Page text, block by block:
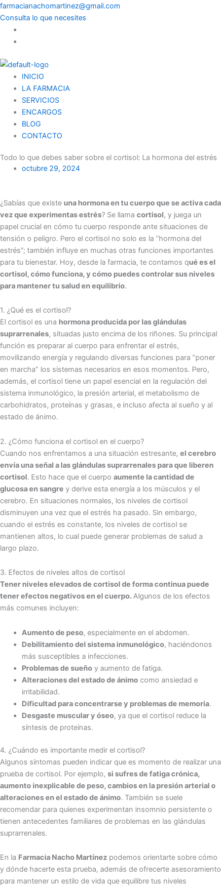
farmacianachomartinez@gmail.com
Consulta lo que necesites
Menú
INICIO
LA FARMACIA
SERVICIOS
ENCARGOS
BLOG
CONTACTO
Todo lo que debes saber sobre el cortisol: La hormona del estrés
octubre 29, 2024
¿Sabías que existe una hormona en tu cuerpo que se activa cada
vez que experimentas estrés? Se llama cortisol, y juega un
papel crucial en cómo tu cuerpo responde ante situaciones de
tensión o peligro. Pero el cortisol no solo es la “hormona del
estrés”; también influye en muchas otras funciones importantes
para tu bienestar. Hoy, desde la farmacia, te contamos qué es el
cortisol, cómo funciona, y cómo puedes controlar sus niveles
para mantener tu salud en equilibrio.
1. ¿Qué es el cortisol?
El cortisol es una hormona producida por las glándulas
suprarrenales, situadas justo encima de los riñones. Su principal
función es preparar al cuerpo para enfrentar el estrés,
movilizando energía y regulando diversas funciones para “poner
en marcha” los sistemas necesarios en esos momentos. Pero,
además, el cortisol tiene un papel esencial en la regulación del
sistema inmunológico, la presión arterial, el metabolismo de
carbohidratos, proteínas y grasas, e incluso afecta al sueño y al
estado de ánimo.
2. ¿Cómo funciona el cortisol en el cuerpo?
Cuando nos enfrentamos a una situación estresante, el cerebro
envía una señal a las glándulas suprarrenales para que liberen
cortisol. Esto hace que el cuerpo aumente la cantidad de
glucosa en sangre y derive esta energía a los músculos y el
cerebro. En situaciones normales, los niveles de cortisol
disminuyen una vez que el estrés ha pasado. Sin embargo,
cuando el estrés es constante, los niveles de cortisol se
mantienen altos, lo cual puede generar problemas de salud a
largo plazo.
3. Efectos de niveles altos de cortisol
Tener niveles elevados de cortisol de forma continua puede
tener efectos negativos en el cuerpo.Algunos de los efectos
más comunes incluyen:
Aumento de peso, especialmente en el abdomen.
Debilitamiento del sistema inmunológico, haciéndonos
más susceptibles a infecciones.
Problemas de sueñoy aumento de fatiga.
Alteraciones del estado de ánimocomo ansiedad e
irritabilidad.
Dificultad para concentrarse y problemas de memoria.
Desgaste muscular y óseo, ya que el cortisol reduce la
síntesis de proteínas.
4. ¿Cuándo es importante medir el cortisol?
Algunos síntomas pueden indicar que es momento de realizar una
prueba de cortisol. Por ejemplo, si sufres de fatiga crónica,
aumento inexplicable de peso, cambios en la presión arterial o
alteraciones en el estado de ánimo. También se suele
recomendar para quienes experimentan insomnio persistente o
tienen antecedentes familiares de problemas en las glándulas
suprarrenales.
En la Farmacia Nacho Martínez podemos orientarte sobre cómo
y dónde hacerte esta prueba, además de ofrecerte asesoramiento
para mantener un estilo de vida que equilibre tus niveles